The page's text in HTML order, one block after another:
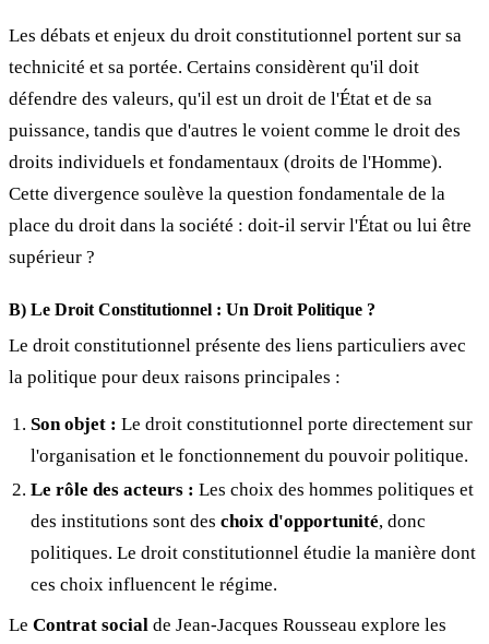
Les débats et enjeux du droit constitutionnel portent sur sa
technicité et sa portée. Certains considèrent qu'il doit
défendre des valeurs, qu'il est un droit de l'État et de sa
puissance, tandis que d'autres le voient comme le droit des
droits individuels et fondamentaux (droits de l'Homme).
Cette divergence soulève la question fondamentale de la
place du droit dans la société : doit-il servir l'État ou lui être
supérieur ?
B) Le Droit Constitutionnel : Un Droit Politique ?
Le droit constitutionnel présente des liens particuliers avec
la politique pour deux raisons principales :
Son objet : Le droit constitutionnel porte directement sur
l'organisation et le fonctionnement du pouvoir politique.
Le rôle des acteurs : Les choix des hommes politiques et
des institutions sont des choix d'opportunité, donc
politiques. Le droit constitutionnel étudie la manière dont
ces choix influencent le régime.
Le Contrat social de Jean-Jacques Rousseau explore les